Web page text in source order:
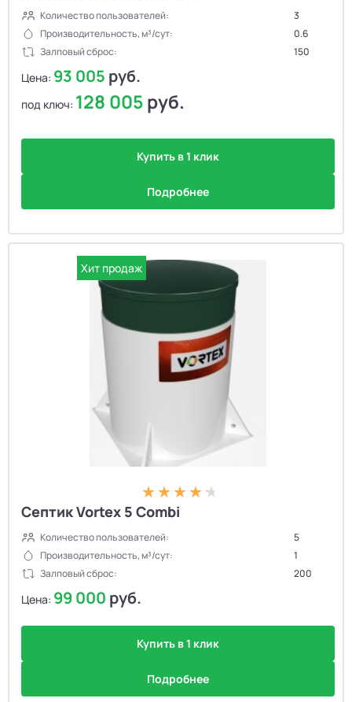
Количество пользователей:
3
Производительность, м³/сут:
0.6
Залповый сброс:
150
Цена: 93 005 руб.
под ключ: 128 005руб.
Купить в 1 клик
Подробнее
Хит продаж
Септик Vortex 5 Combi
Количество пользователей:
5
Производительность, м³/сут:
1
Залповый сброс:
200
Цена: 99 000 руб.
Купить в 1 клик
Подробнее